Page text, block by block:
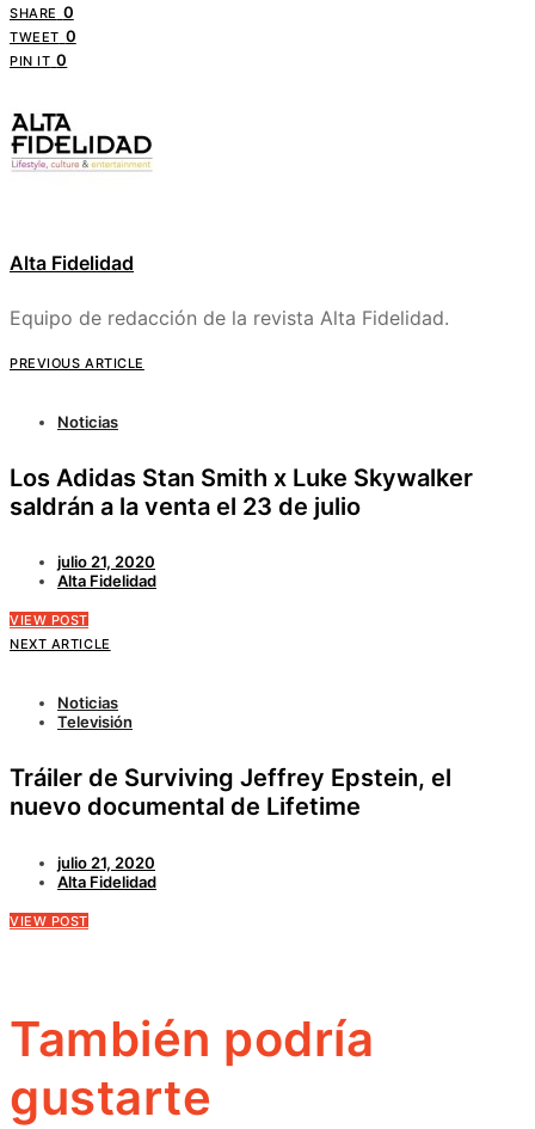
SHARE 0
TWEET 0
PIN IT 0
Alta Fidelidad
Equipo de redacción de la revista Alta Fidelidad.
PREVIOUS ARTICLE
Noticias
Los Adidas Stan Smith x Luke Skywalker
saldrán a la venta el 23 de julio
julio 21, 2020
Alta Fidelidad
VIEW POST
NEXT ARTICLE
Noticias
Televisión
Tráiler de Surviving Jeffrey Epstein, el
nuevo documental de Lifetime
julio 21, 2020
Alta Fidelidad
VIEW POST
También podría
gustarte